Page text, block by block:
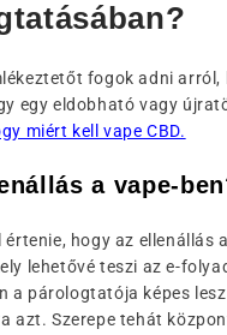
fogok adni
egy eldobható vagy
miért kell vape CBD.
a vape-
értenie, hogy az ellenállás
lehetővé teszi az e-
a párologtatója képes
azt. Szerepe tehát